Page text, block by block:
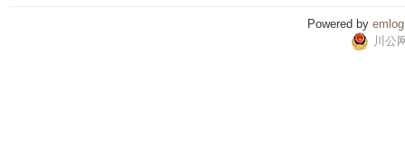
Powered by emlog
川公